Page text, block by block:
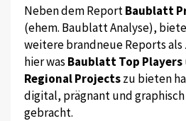
Neben dem ReportBaublatt
(ehem. Baublatt Analyse),
weitere brandneue Reports als
hier was Baublatt Top Players
Regional Projectszu bieten
digital, prägnant und
gebracht.